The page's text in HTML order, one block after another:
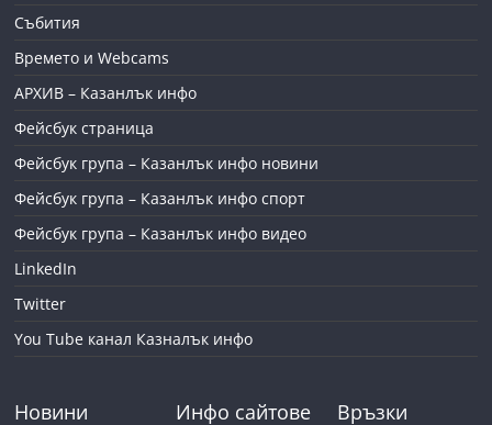
Събития
Времето и Webcams
АРХИВ – Казанлък инфо
Фейсбук страница
Фейсбук група – Казанлък инфо новини
Фейсбук група – Казанлък инфо спорт
Фейсбук група – Казанлък инфо видео
LinkedIn
Twitter
You Tube канал Казналък инфо
Новини Инфо сайтове Връзки